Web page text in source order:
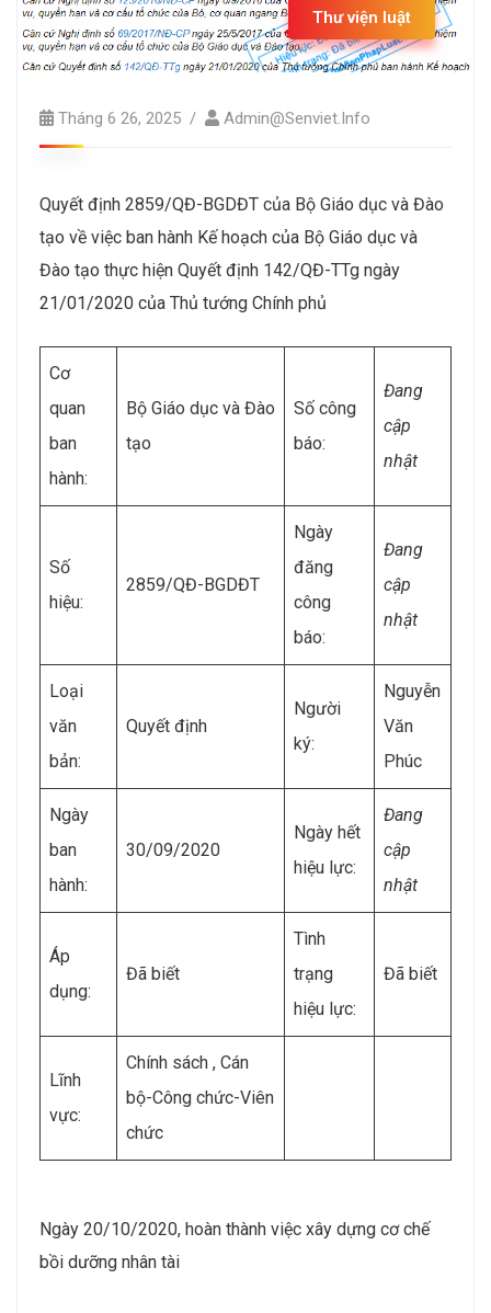
Thư viện luật
Tháng 6 26, 2025 Admin@senviet.info
Quyết định 2859/QĐ-BGDĐT của Bộ Giáo dục và Đào
tạo về việc ban hành Kế hoạch của Bộ Giáo dục và
Đào tạo thực hiện Quyết định 142/QĐ-TTg ngày
21/01/2020 của Thủ tướng Chính phủ
Cơ
quan
ban
hành:
Bộ Giáo dục và Đào
tạo
Số công
báo:
Đang
cập
nhật
Số
hiệu:
2859/QĐ-BGDĐT
Ngày
đăng
công
báo:
Đang
cập
nhật
Loại
văn
bản:
Quyết định
Người
ký:
Nguyễn
Văn
Phúc
Ngày
ban
hành:
30/09/2020
Ngày hết
hiệu lực:
Đang
cập
nhật
Áp
dụng:
Đã biết
Tình
trạng
hiệu lực:
Đã biết
Lĩnh
vực:
Chính sách , Cán
bộ-Công chức-Viên
chức
Ngày 20/10/2020, hoàn thành việc xây dựng cơ chế
bồi dưỡng nhân tài